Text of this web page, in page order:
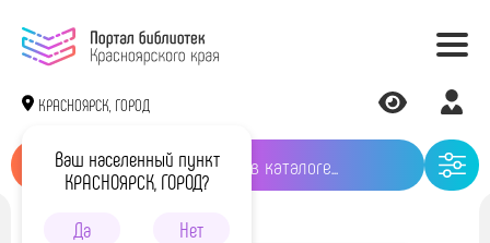
КРАСНОЯРСК, ГОРОД
Ваш населенный пункт
КРАСНОЯРСК, ГОРОД?
Да
Нет
Искать в библиотеке: